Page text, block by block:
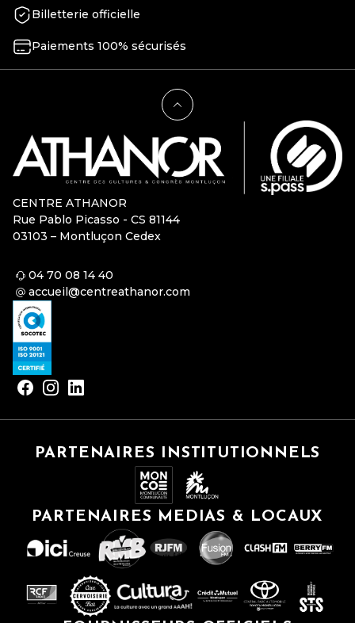
Billetterie officielle
Paiements 100% sécurisés
CENTRE ATHANOR
Rue Pablo Picasso - CS 81144
03103 – Montluçon Cedex
04 70 08 14 40
accueil@centreathanor.com
PARTENAIRES INSTITUTIONNELS
PARTENAIRES MEDIAS & LOCAUX